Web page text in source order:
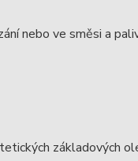
nebo ve směsi a
základových